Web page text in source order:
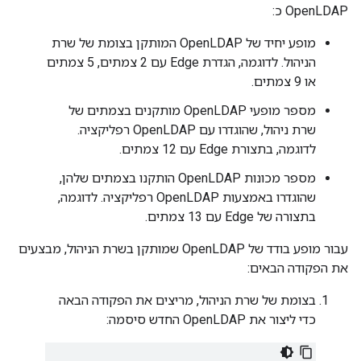
OpenLDAP כ:
מופע יחיד של OpenLDAP המותקן בצומת של שרת
הניהול. לדוגמה, הגדרת Edge עם 2 צמתים, 5 צמתים
או 9 צמתים.
מספר מופעי OpenLDAP מותקנים בצמתים של
שרת ניהול, שהוגדרו עם OpenLDAP רפליקציה.
לדוגמה, בתצורת Edge עם 12 צמתים.
מספר מכונות OpenLDAP הותקנו בצמתים שלהן,
שהוגדרו באמצעות OpenLDAP רפליקציה. לדוגמה,
בתצורה של Edge עם 13 צמתים.
עבור מופע בודד של OpenLDAP שמותקן בשרת הניהול, מבצעים
את הפקודה הבאים:
בצומת של שרת הניהול, מריצים את הפקודה הבאה
כדי ליצור את OpenLDAP החדש סיסמה: